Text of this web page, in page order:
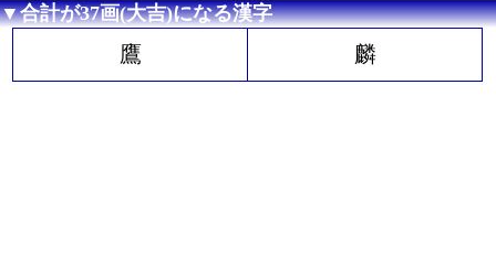
▼合計が37画(大吉)になる漢字
鷹 麟